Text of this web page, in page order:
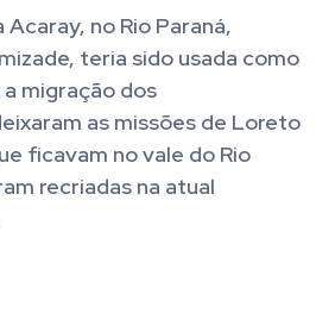
Acaray, no Rio Paraná,
teria sido usada como
migração dos
as missões de Loreto
ficavam no vale do Rio
recriadas na atual